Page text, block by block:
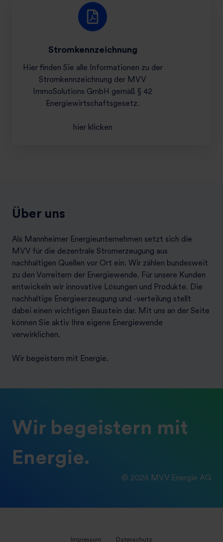
Strom­kenn­zeichnung
Hier finden Sie alle Infor­mationen zu der
Strom­kenn­zeichnung der MVV
ImmoSolutions GmbH gemäß § 42
Energie­wirt­schafts­gesetz.
hier klicken
m
Über uns
Als Mannheimer Energieunternehmen setzt sich die
MVV für die dezentrale Stromerzeugung aus
nachhaltigen Quellen vor Ort ein. Wir zählen bundesweit
zu den Vorreitern der Energiewende. Für unsere Kunden
entwickeln wir innovative Lösungen und Produkte. Die
nachhaltige Energieerzeugung und -verteilung stellt
dabei einen wichtigen Baustein dar. Mit uns an der Seite
können Sie aktiv Ihre eigene Energiewende
verwirklichen.
Wir begeistern mit Energie.
Wir begeistern mit
Energie.
© 2026 MVV Energie AG
Impressum Datenschutz